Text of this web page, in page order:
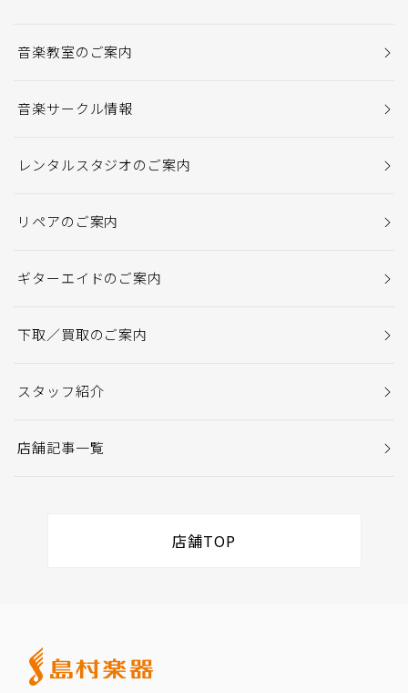
音楽教室のご案内
音楽サークル情報
レンタルスタジオのご案内
リペアのご案内
ギターエイドのご案内
下取／買取のご案内
スタッフ紹介
店舗記事一覧
店舗TOP